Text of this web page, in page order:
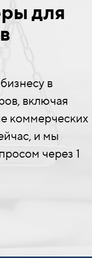
для
в
включая
коммерческих
и мы
через 1